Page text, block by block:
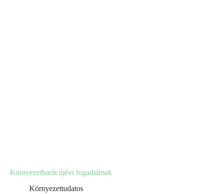
Környezetbarát újévi fogadalmak
Környezettudatos